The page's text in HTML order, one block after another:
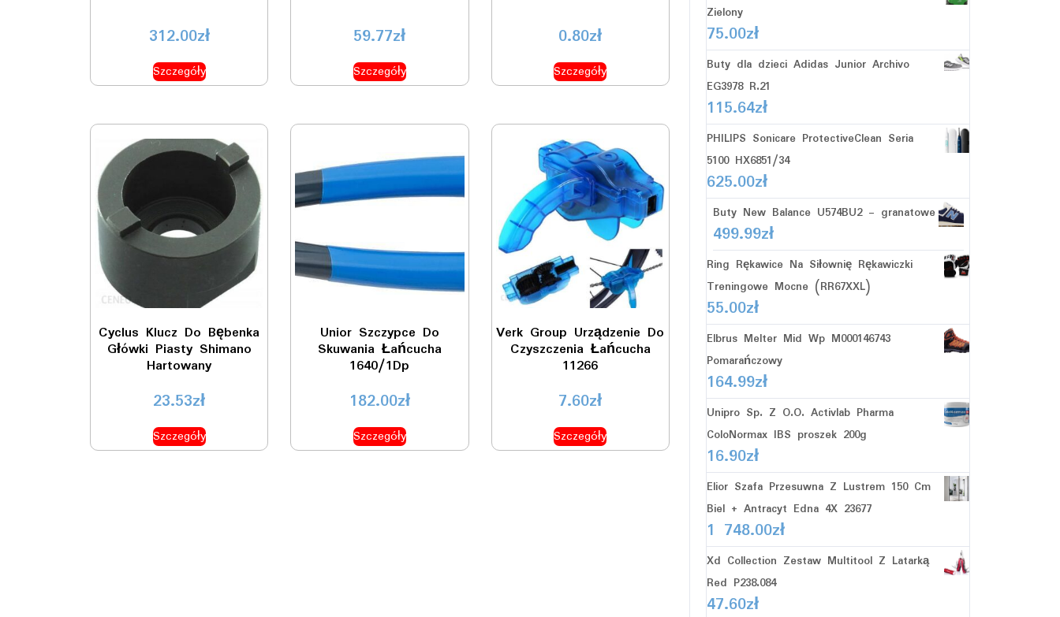
312.00zł
Szczegóły
59.77zł
Szczegóły
0.80zł
Szczegóły
Cyclus Klucz Do Bębenka
Główki Piasty Shimano
Hartowany
23.53zł
Szczegóły
Unior Szczypce Do
Skuwania Łańcucha
1640/1Dp
182.00zł
Szczegóły
Verk Group Urządzenie Do
Czyszczenia Łańcucha
11266
7.60zł
Szczegóły
Zielony
75.00zł
Buty dla dzieci Adidas Junior Archivo
EG3978 R.21
115.64zł
PHILIPS Sonicare ProtectiveClean Seria
5100 HX6851/34
625.00zł
Buty New Balance U574BU2 - granatowe
499.99zł
Ring Rękawice Na Siłownię Rękawiczki
Treningowe Mocne (RR67XXL)
55.00zł
Elbrus Melter Mid Wp M000146743
Pomarańczowy
164.99zł
Unipro Sp. Z O.O. Activlab Pharma
ColoNormax IBS proszek 200g
16.90zł
Elior Szafa Przesuwna Z Lustrem 150 Cm
Biel + Antracyt Edna 4X 23677
1 748.00zł
Xd Collection Zestaw Multitool Z Latarką
Red P238.084
47.60zł